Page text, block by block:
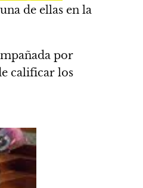
de ellas en la
por
calificar los